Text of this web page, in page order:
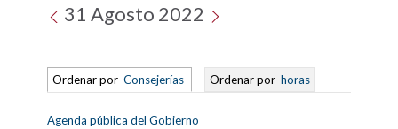
31 Agosto 2022
Ordenar por Consejerías - Ordenar por horas
Agenda pública del Gobierno